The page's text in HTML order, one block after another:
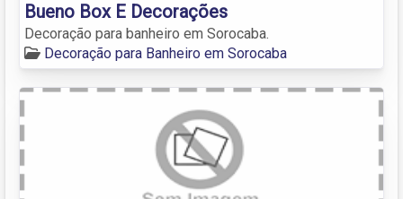
Bueno Box E Decorações
Decoração para banheiro em Sorocaba.
Decoração para Banheiro em Sorocaba